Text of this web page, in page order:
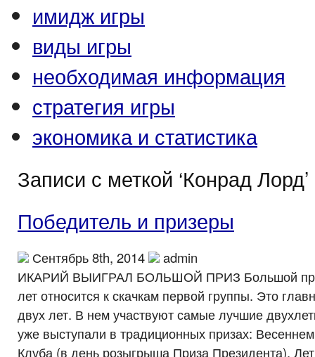
имидж игры
виды игры
необходимая информация
стратегия игры
экономика и статистика
Записи с меткой ‘Конрад Лорд’
Победитель и призеры
Сентябрь 8th, 2014
admin
ИКАРИЙ ВЫИГРАЛ БОЛЬШОЙ ПРИЗ Большой
лет относится к скачкам первой группы. Это
двух лет. В нем участвуют самые лучшие
уже выступали в традиционных призах:
Клуба (в день розыгрыша Приза Президента),